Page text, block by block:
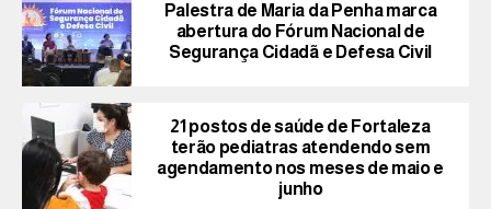
Palestra de Maria da Penha marca
abertura do Fórum Nacional de
Segurança Cidadã e Defesa Civil
21 postos de saúde de Fortaleza
terão pediatras atendendo sem
agendamento nos meses de maio e
junho